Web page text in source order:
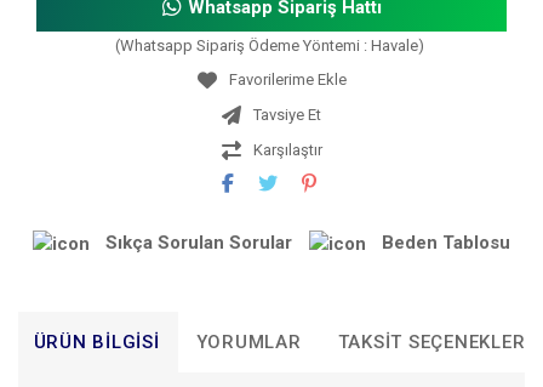
Whatsapp Sipariş Hattı
(Whatsapp Sipariş Ödeme Yöntemi : Havale)
Tavsiye Et
Karşılaştır
Sıkça Sorulan Sorular Beden Tablosu
ÜRÜN BILGISI YORUMLAR TAKSIT SEÇENEKLERI